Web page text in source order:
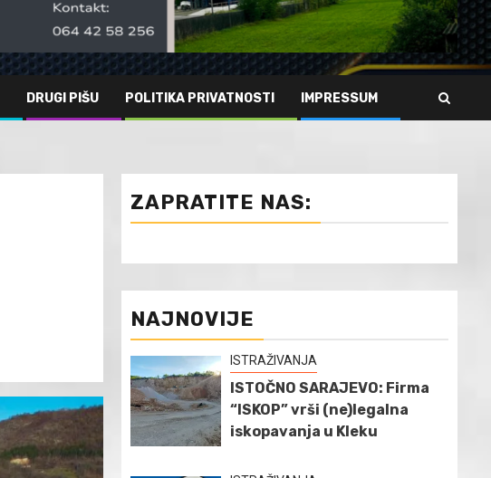
DRUGI PIŠU POLITIKA PRIVATNOSTI IMPRESSUM
ZAPRATITE NAS:
NAJNOVIJE
ISTRAŽIVANJA
ISTOČNO SARAJEVO: Firma
“ISKOP” vrši (ne)legalna
iskopavanja u Kleku